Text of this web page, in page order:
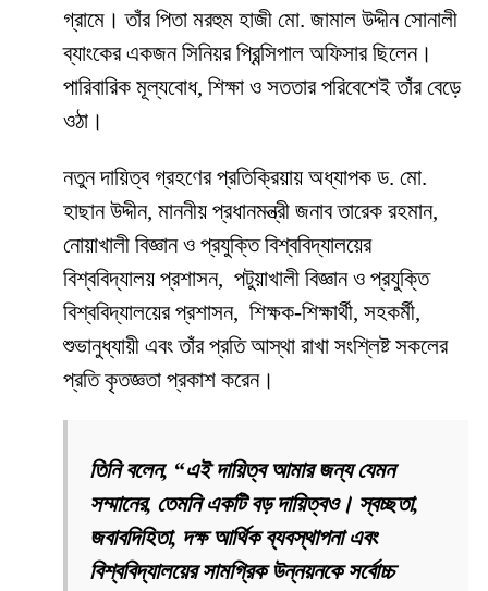
গ্রামে। তাঁর পিতা মরহুম হাজী মো. জামাল উদ্দীন সোনালী
ব্যাংকের একজন সিনিয়র প্রিন্সিপাল অফিসার ছিলেন।
পারিবারিক মূল্যবোধ, শিক্ষা ও সততার পরিবেশেই তাঁর বেড়ে
ওঠা।
নতুন দায়িত্ব গ্রহণের প্রতিক্রিয়ায় অধ্যাপক ড. মো.
হাছান উদ্দীন, মাননীয় প্রধানমন্ত্রী জনাব তারেক রহমান,
নোয়াখালী বিজ্ঞান ও প্রযুক্তি বিশ্ববিদ্যালয়ের
বিশ্ববিদ্যালয় প্রশাসন, পটুয়াখালী বিজ্ঞান ও প্রযুক্তি
বিশ্ববিদ্যালয়ের প্রশাসন, শিক্ষক-শিক্ষার্থী, সহকর্মী,
শুভানুধ্যায়ী এবং তাঁর প্রতি আস্থা রাখা সংশ্লিষ্ট সকলের
প্রতি কৃতজ্ঞতা প্রকাশ করেন।
তিনি বলেন, “এই দায়িত্ব আমার জন্য যেমন
সম্মানের, তেমনি একটি বড় দায়িত্বও। স্বচ্ছতা,
জবাবদিহিতা, দক্ষ আর্থিক ব্যবস্থাপনা এবং
বিশ্ববিদ্যালয়ের সামগ্রিক উন্নয়নকে সর্বোচ্চ